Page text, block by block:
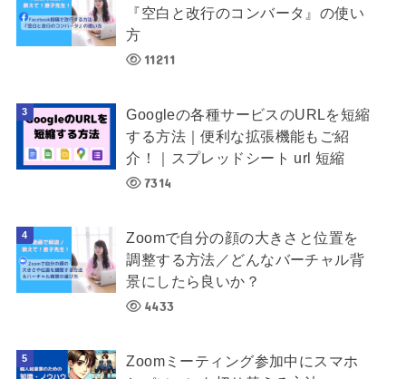
『空白と改行のコンバータ』の使い
方
11211
Googleの各種サービスのURLを短縮
する方法｜便利な拡張機能もご紹
介！｜スプレッドシート url 短縮
7314
Zoomで自分の顔の大きさと位置を
調整する方法／どんなバーチャル背
景にしたら良いか？
4433
Zoomミーティング参加中にスマホ